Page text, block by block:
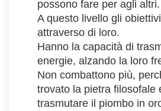
possono fare per agli altri.
A questo livello gli
attraverso di loro.
Hanno la capacità di
energie, alzando la loro
Non combattono più,
trovato la pietra filosofale
trasmutare il piombo in